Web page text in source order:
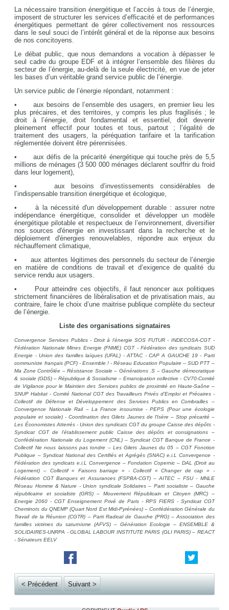
La nécessaire transition énergétique et l’accès à tous de l’énergie,
imposent de structurer les services d’efficacité et de performances
énergétiques permettant de gérer collectivement nos ressources
dans le seul souci de l’intérêt général et de la réponse aux besoins
de nos concitoyens.
Le débat public, que nous demandons a vocation à dépasser le
seul cadre du groupe EDF et à intégrer l’ensemble des filières du
secteur de l’énergie, au-delà de la seule électricité, en vue de jeter
les bases d’un véritable grand service public de l’énergie.
Un service public de l’énergie répondant, notamment :
• aux besoins de l’ensemble des usagers, en premier lieu les
plus précaires, et des territoires, y compris les plus fragilisés ; le
droit à l’énergie, droit fondamental et essentiel, doit devenir
pleinement effectif pour toutes et tous, partout ; l’égalité de
traitement des usagers, la péréquation tarifaire et la tarification
réglementée doivent être pérennisées.
• aux défis de la précarité énergétique qui touche près de 5,5
millions de ménages (3 500 000 ménages déclarent souffrir du froid
dans leur logement),
• aux besoins d’investissements considérables de
l’indispensable transition énergétique et écologique,
• à la nécessité d'un développement durable : assurer notre
indépendance énergétique, consolider et développer un modèle
énergétique pilotable et respectueux de l’environnement, diversifier
nos sources d'énergie en investissant dans la recherche et le
déploiement d'énergies renouvelables, répondre aux enjeux du
réchauffement climatique,
• aux attentes légitimes des personnels du secteur de l’énergie
en matière de conditions de travail et d’exigence de qualité du
service rendu aux usagers.
• Pour atteindre ces objectifs, il faut renoncer aux politiques
strictement financières de libéralisation et de privatisation mais, au
contraire, faire le choix d’une maitrise publique complète du secteur
de l’énergie.
Liste des organisations signataires
Convergence Services Publics - Droit à l’énergie SOS FUTUR - INDECOSA-CGT -
Fédération Nationale Mines Energie (FNME) CGT - Fédération des syndicats SUD
Energie - Union des familles laïques (UFAL) - ATTAC - CAP A GAUCHE 19 - Parti
communiste français (PCF) - Ensemble ! - Réseau Education Populaire – SUD PTT –
Ma Zone Contrôlée – Résistance Sociale – Générations .S – Gauche démocratique
& sociale (GDS) – République & Socialisme – Emancipation collective - CV70-Comité
de Vigilance pour le Maintien des Services publics de proximité en Haute-Saône –
SNUP Habitat - Comité National CGT des Travailleurs Privés d'Emploi et Précaires -
Collectif de Défense et Développement des Services Publics en Combrailles –
Convergence Nationale Rail – La France insoumise - PEPS (Pour une écologie
populaire et sociale) - Coordination des Gilets Jaunes de l'Isère – Stop précarité –
Les Économistes Atterrés - Union des syndicats CGT du groupe Caisse des dépôts -
Syndicat CGT de l’établissement public Caisse des dépôts et consignations –
Confédération Nationale du Logement (CNL) – Syndicat CGT Banque de France -
Collectif Ne nous laissons pas tondre – Les Gilets Jaunes du 05 – CGT Fonction
Publique – Syndicat National des Certifiés et Agrégés (SNAC) e.i.L Convergence -
Fédération des syndicats e.i.L Convergence – Fondation Copernic – DAL (Droit au
Logement) – Collectif « Faisons barrage » - Collectif « Changer de cap » -
Fédération CGT Banques et Assurances (FSPBA-CGT) – AITEC – FSU - MNLE
Réseau Homme & Nature - Union syndicale Solidaires – Parti socialiste – Gauche
républicaine et socialiste (GRS) – Mouvement Républicain et Citoyen (MRC) –
Energie 2060 - CGT Enseignement Privé de Paris - RPS FIERS - Syndicat CGT
Cheminots du QNEMP (Quart Nord Est Midi-Pyrénées) – Confédération Générale du
Travail de la Réunion (CGTR) – Parti Radical de Gauche (PRG) – Association des
familles victimes du saturnisme (AFVS) – Génération Ecologie – ENSEMBLE &
SOLIDAIRES-UNRPA - GLOBAL LABOUR INSTITUTE PARIS (GLI PARIS) – REACT
- Sénateurs EELV
< Précédent Suivant >